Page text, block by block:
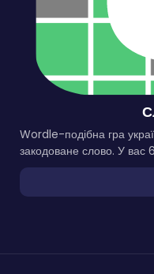
Wordle-подібна гра
закодоване слово. У вас